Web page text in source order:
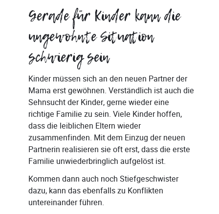
Gerade für Kinder kann die
ungewohnte Situation
schwierig sein
Kinder müssen sich an den neuen Partner der
Mama erst gewöhnen. Verständlich ist auch die
Sehnsucht der Kinder, gerne wieder eine
richtige Familie zu sein. Viele Kinder hoffen,
dass die leiblichen Eltern wieder
zusammenfinden. Mit dem Einzug der neuen
Partnerin realisieren sie oft erst, dass die erste
Familie unwiederbringlich aufgelöst ist.
Kommen dann auch noch Stiefgeschwister
dazu, kann das ebenfalls zu Konflikten
untereinander führen.